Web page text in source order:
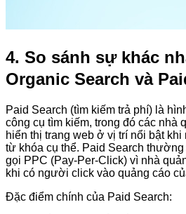
4. So sánh sự khác
Organic Search và
Paid Search (tìm kiếm trả phí) là
công cụ tìm kiếm, trong đó các nhà
hiển thị trang web ở vị trí nổi bật
từ khóa cụ thể. Paid Search
gọi PPC (Pay-Per-Click) vì nhà
khi có người click vào quảng cáo
Đặc điểm chính của Paid Search: